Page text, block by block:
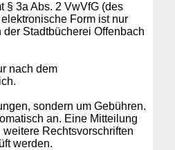
§ 3a Abs. 2 VwVfG (des
Form ist nur
Stadtbücherei Offenbach
nach dem
sondern um Gebühren.
an. Eine Mitteilung
Rechtsvorschriften
werden.